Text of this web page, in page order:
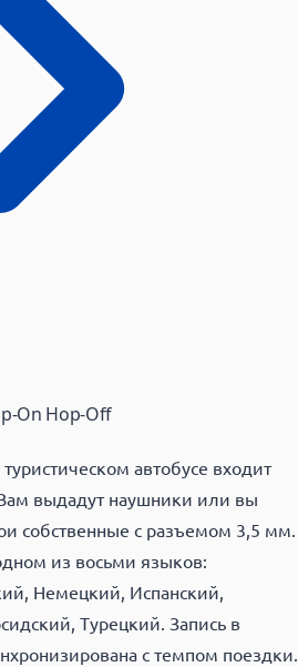
On Hop-Off
автобусе входит
выдадут наушники или вы
собственные с разъемом 3,5 мм.
из восьми языков:
Немецкий, Испанский,
Турецкий. Запись в
с темпом поездки.